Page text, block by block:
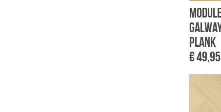
Plank
€ 49,95